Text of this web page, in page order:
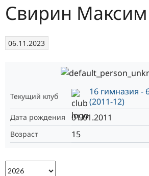
Свирин Максим
06.11.2023
Текущий клуб
16 гимназия -
(2011-12)
Дата рождения 01.01.2011
Возраст 15